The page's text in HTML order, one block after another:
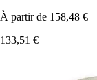
À partir de 158,48 €
133,51 €